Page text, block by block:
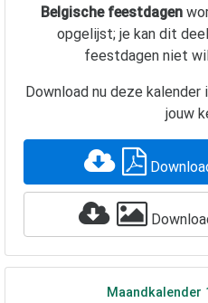
Belgische feestdagen
opgelijst; je kan dit
feestdagen niet
Download nu deze
jouw
Maandkalender